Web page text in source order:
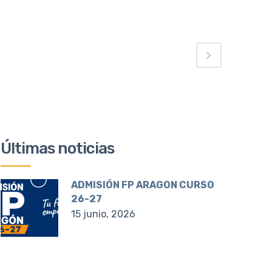
Últimas noticias
ADMISIÓN FP ARAGON CURSO
26-27
15 junio, 2026